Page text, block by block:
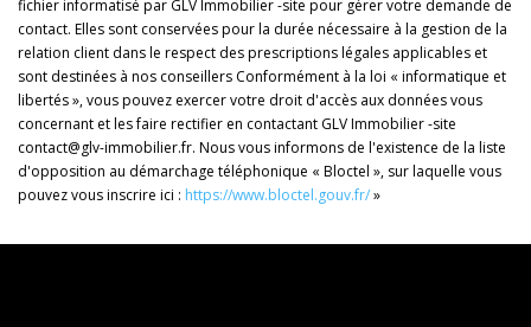
fichier informatisé par GLV Immobilier -site pour gérer votre demande de
contact. Elles sont conservées pour la durée nécessaire à la gestion de la
relation client dans le respect des prescriptions légales applicables et
sont destinées à nos conseillers Conformément à la loi « informatique et
libertés », vous pouvez exercer votre droit d'accès aux données vous
concernant et les faire rectifier en contactant GLV Immobilier -site
contact@glv-immobilier.fr. Nous vous informons de l'existence de la liste
d'opposition au démarchage téléphonique « Bloctel », sur laquelle vous
pouvez vous inscrire ici : https://www.bloctel.gouv.fr/»